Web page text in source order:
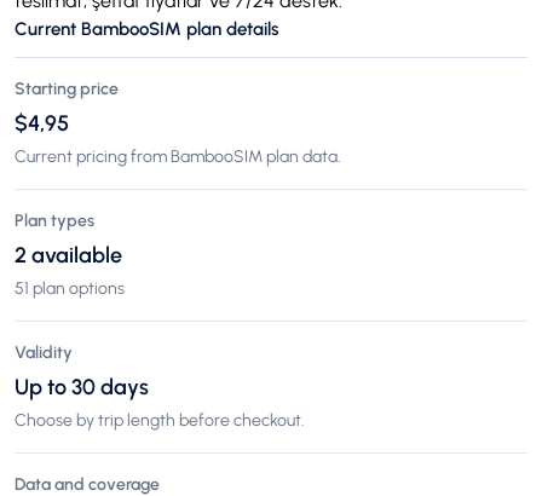
Current BambooSIM plan details
Starting price
$4,95
Current pricing from BambooSIM plan data.
Plan types
2 available
51 plan options
Validity
Up to 30 days
Choose by trip length before checkout.
Data and coverage